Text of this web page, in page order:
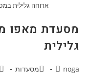
ארוחה גלילית
מסעדת מאפו
גלילית
noga מסעדות